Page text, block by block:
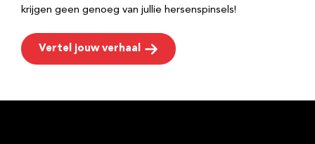
krijgen geen genoeg van jullie hersenspinsels!
Vertel jouw verhaal